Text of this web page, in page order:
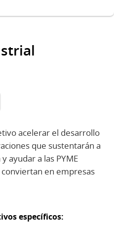
acelerar el desarrollo
que sustentarán a
ayudar a las PYME
en empresas
específicos: